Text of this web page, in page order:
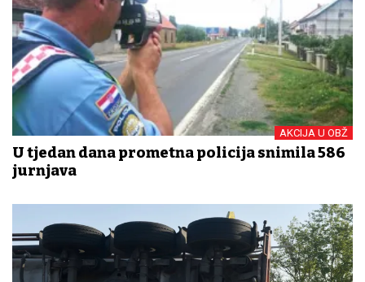
AKCIJA U OBŽ
U tjedan dana prometna policija snimila 586
jurnjava